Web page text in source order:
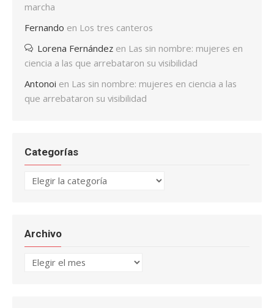
marcha
Fernando en Los tres canteros
Lorena Fernández en Las sin nombre: mujeres en
ciencia a las que arrebataron su visibilidad
Antonoi en Las sin nombre: mujeres en ciencia a las
que arrebataron su visibilidad
Categorías
Categorías
Archivo
Archivo